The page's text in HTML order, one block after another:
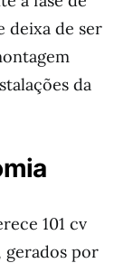
deixa de ser
da
101 cv
gerados por